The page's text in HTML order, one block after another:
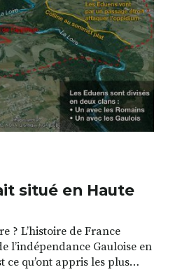
situé en Haute
? L’histoire de France
l’indépendance Gauloise en
ce qu’ont appris les plus